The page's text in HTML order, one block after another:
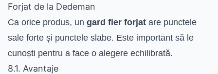
Forjat de la Dedeman
Ca orice produs, un gard fier forjat are punctele
sale forte și punctele slabe. Este important să le
cunoști pentru a face o alegere echilibrată.
8.1. Avantaje